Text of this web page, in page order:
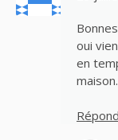
oui
en